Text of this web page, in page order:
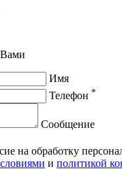
Имя
Телефон *
Сообщение
на обработку
и политикой